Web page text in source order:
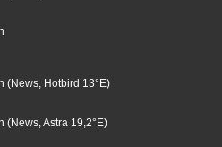
(News, Hotbird 13°E)
(News, Astra 19,2°E)